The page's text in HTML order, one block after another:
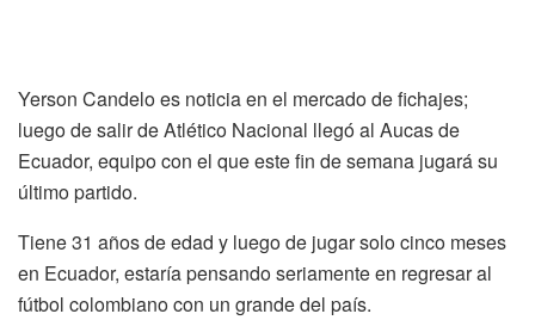
Yerson Candelo es noticia en el mercado de fichajes;
luego de salir de Atlético Nacional llegó al Aucas de
Ecuador, equipo con el que este fin de semana jugará su
último partido.
Tiene 31 años de edad y luego de jugar solo cinco meses
en Ecuador, estaría pensando seriamente en regresar al
fútbol colombiano con un grande del país.